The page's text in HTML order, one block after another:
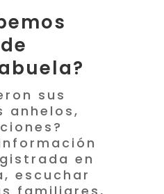
sus
anhelos,
en
escuchar